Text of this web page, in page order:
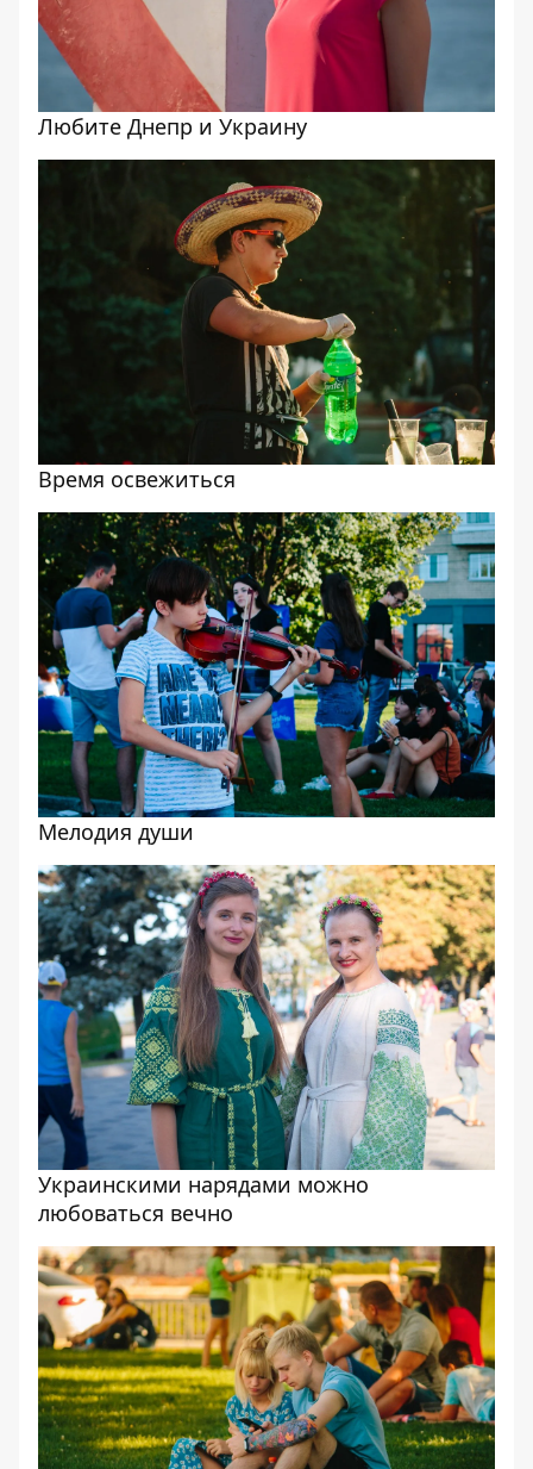
Любите Днепр и Украину
Время освежиться
Мелодия души
Украинскими нарядами можно
любоваться вечно